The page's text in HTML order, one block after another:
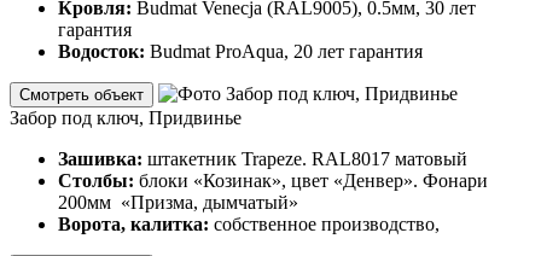
Кровля: Budmat Venecja (RAL9005), 0.5мм, 30 лет
гарантия
Водосток: Budmat ProAqua, 20 лет гарантия
Смотреть объект
Забор под ключ, Придвинье
Зашивка: штакетник Trapeze. RAL8017 матовый
Столбы: блоки «Козинак», цвет «Денвер». Фонари
200мм «Призма, дымчатый»
Ворота, калитка: собственное производство,